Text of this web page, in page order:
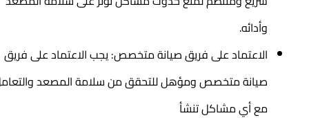
وأدائه.
الاعتماد على فريق صيانة متخصص: يجب الاعتماد على فريق
صيانة متخصص ومؤهل للتحقق من سلامة المصعد والتعامل
مع أي مشاكل تنشأ